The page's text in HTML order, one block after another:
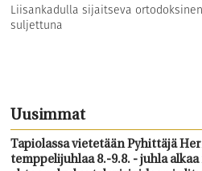
Liisankadulla sijaitseva
suljettuna
Uusimmat
Tapiolassa vietetään Pyhittäjä
temppelijuhlaa 8.-9.8. - juhla